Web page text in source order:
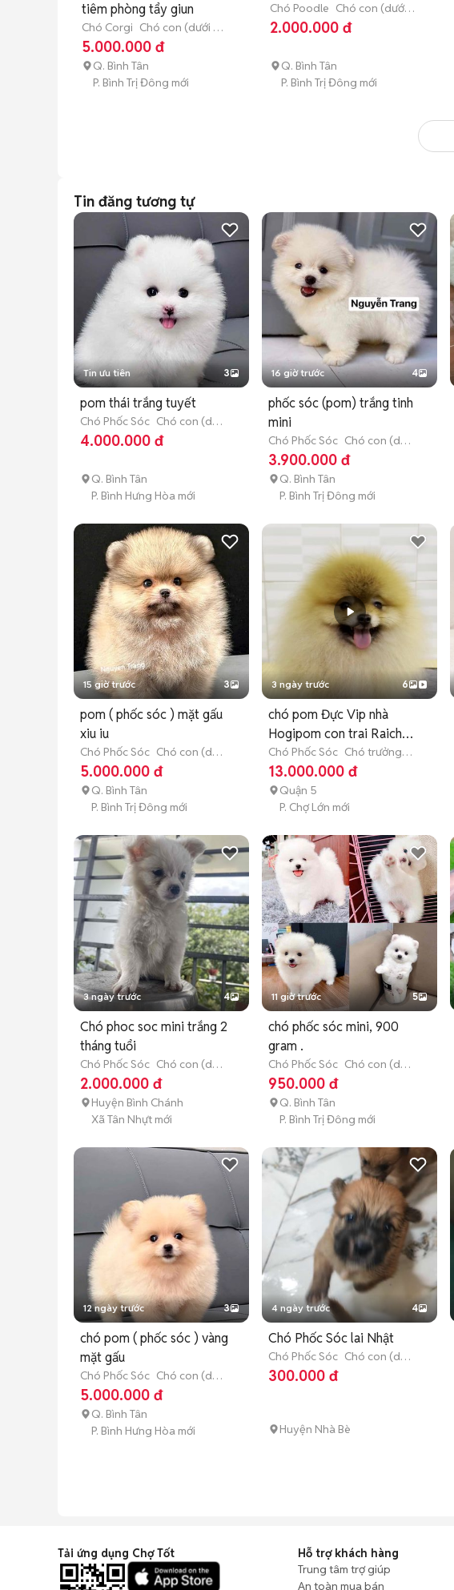
tiêm phòng tẩy giun
Chó Corgi Chó con (dưới 3
tháng tuổi)
5.000.000 đ
Q. Bình Tân
P. Bình Trị Đông mới
Chó Poodle Chó con (dưới
3 tháng tuổi)
2.000.000 đ
Q. Bình Tân
P. Bình Trị Đông mới
Tin đăng tương tự
Tin ưu tiên 3
pom thái trắng tuyết
Chó Phốc Sóc Chó con (dưới
3 tháng tuổi)
4.000.000 đ
Q. Bình Tân
P. Bình Hưng Hòa mới
16 giờ trước 4
phốc sóc (pom) trắng tinh
mini
Chó Phốc Sóc Chó con (dưới
3 tháng tuổi)
3.900.000 đ
Q. Bình Tân
P. Bình Trị Đông mới
15 giờ trước 3
pom ( phốc sóc ) mặt gấu
xiu iu
Chó Phốc Sóc Chó con (dưới
3 tháng tuổi)
5.000.000 đ
Q. Bình Tân
P. Bình Trị Đông mới
3 ngày trước 6
chó pom Đực Vip nhà
Hogipom con trai Raichu
tphcm
Chó Phốc Sóc Chó trưởng
thành (hơn 1 tuổi)
13.000.000 đ
Quận 5
P. Chợ Lớn mới
3 ngày trước 4
Chó phoc soc mini trắng 2
tháng tuổi
Chó Phốc Sóc Chó con (dưới
3 tháng tuổi)
2.000.000 đ
Huyện Bình Chánh
Xã Tân Nhựt mới
11 giờ trước 5
chó phốc sóc mini, 900
gram .
Chó Phốc Sóc Chó con (dưới
3 tháng tuổi)
950.000 đ
Q. Bình Tân
P. Bình Trị Đông mới
12 ngày trước 3
chó pom ( phốc sóc ) vàng
mặt gấu
Chó Phốc Sóc Chó con (dưới
3 tháng tuổi)
5.000.000 đ
Q. Bình Tân
P. Bình Hưng Hòa mới
4 ngày trước 4
Chó Phốc Sóc lai Nhật
Chó Phốc Sóc Chó con (dưới
3 tháng tuổi)
300.000 đ
Huyện Nhà Bè
Tải ứng dụng Chợ Tốt
Hỗ trợ khách hàng
Trung tâm trợ giúp
An toàn mua bán